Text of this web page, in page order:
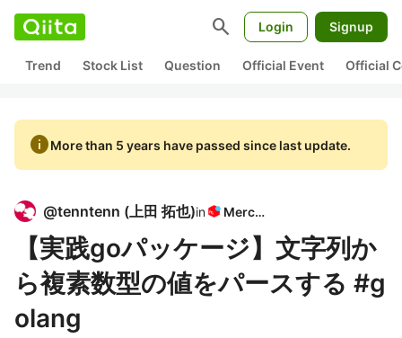
search Login Signup
Trend Stock List Question Official Event Official
infoMore than 5 years have passed since last update.
@tenntenn (上田 拓也)in Mercari
【実践goパッケージ】文字列か
ら複素数型の値をパースする #g
olang